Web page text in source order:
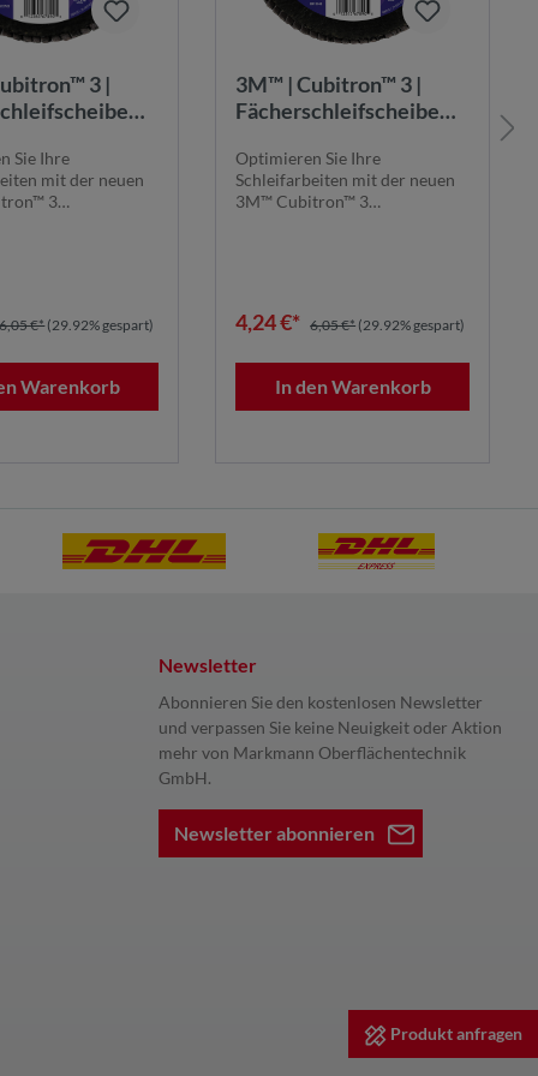
3 |
| 7100379365
Sie Ihre
mit der neuen
3
6,05 €*(29.92% gespart)
Warenkorb
3M™ | Cubitron™ 3 |
Fächerschleifscheibe
mm, T27 | 7100379600
Optimieren Sie Ihre
Schleifarbeiten mit der neuen
3M™ Cubitron™ 3
4,24 €* 6,05 €* (29.92% gespart)
In den Warenkorb
Newsletter
Abonnieren Sie den kostenlosen Newsletter
und verpassen Sie keine Neuigkeit oder Aktion
mehr von Markmann Oberflächentechnik
GmbH.
Newsletter abonnieren
Produkt anfragen